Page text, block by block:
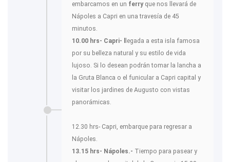
embarcamos en un ferryque nos llevará de
Nápoles a Capri en una travesía de 45
minutos.
10.00 hrs- Capri- l
legada a esta isla famosa
por su belleza natural y su estilo de vida
lujoso. Si lo desean podrán tomar la lancha a
la Gruta Blanca o el funicular a Capri capital y
visitar los jardines de Augusto con vistas
panorámicas.
12.30 hrs- Capri, embarque para regresar a
Nápoles.
13.15 hrs- Nápoles.- Tiempo para pasear y